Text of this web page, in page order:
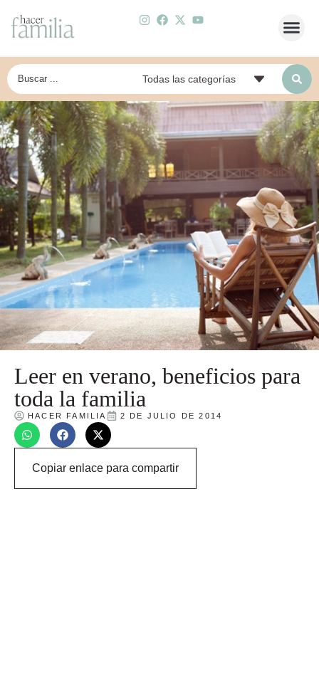
Leer en verano, beneficios para
toda la familia
HACER FAMILIA 2 DE JULIO DE 2014
Copiar enlace para compartir